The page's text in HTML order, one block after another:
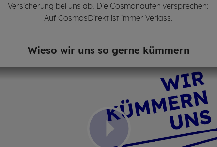
Versicherung bei uns ab. Die Cosmonauten versprechen:
Auf CosmosDirekt ist immer Verlass.
Wieso wir uns so gerne küm­mern